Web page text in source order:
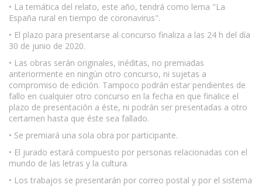
• La temática del relato, este año, tendrá como lema "La
España rural en tiempo de coronavirus".
• El plazo para presentarse al concurso finaliza a las 24 h del día
30 de junio de 2020.
• Las obras serán originales, inéditas, no premiadas
anteriormente en ningún otro concurso, ni sujetas a
compromiso de edición. Tampoco podrán estar pendientes de
fallo en cualquier otro concurso en la fecha en que finalice el
plazo de presentación a éste, ni podrán ser presentadas a otro
certamen hasta que éste sea fallado.
• Se premiará una sola obra por participante.
• El jurado estará compuesto por personas relacionadas con el
mundo de las letras y la cultura.
• Los trabajos se presentarán por correo postal y por el sistema